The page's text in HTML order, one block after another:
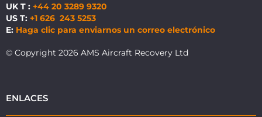
UK T : +44 20 3289 9320
US T: +1 626 243 5253
E: Haga clic para enviarnos un correo electrónico
© Copyright 2026 AMS Aircraft Recovery Ltd
ENLACES